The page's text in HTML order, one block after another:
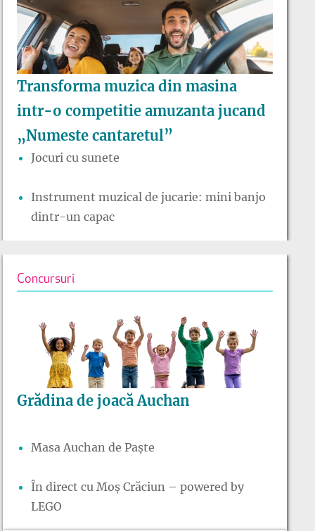
Transforma muzica din masina
intr-o competitie amuzanta jucand
„Numeste cantaretul”
Jocuri cu sunete
Instrument muzical de jucarie: mini banjo
dintr-un capac
Concursuri
Grădina de joacă Auchan
Masa Auchan de Paște
În direct cu Moș Crăciun – powered by
LEGO